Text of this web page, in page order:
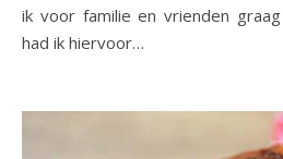
ik voor familie en vrienden
had ik hiervoor…